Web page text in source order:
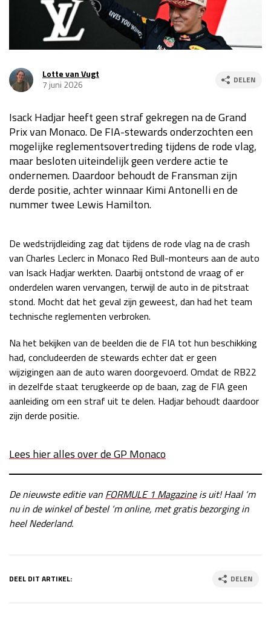
za 13:00 - 15:00
Kwalificatie
za 23:00 - 00:00
Race
zo 21:00 - 23:00
GP MEXICO 2026
Kwalificatie
za 22:00 - 23:00
Race
zo 21:00 - 23:00
Kwalificatie
za 19:00 - 20:00
Race
zo 18:00 - 20:00
LAS VEGAS GRAND PRIX 2026 20 - 22 nov
Kwalificatie
GP QATAR 2026 27 - 29 nov
GP ABU DHABI 2026 04 - 06 dec
Kwalificatie
za 15:00 - 16:00
Race
zo 14:00 - 16:00
Lotte van Vugt
7 juni 2026
DELEN
Isack Hadjar heeft geen straf gekregen na de Grand
Prix van Monaco. De FIA-stewards onderzochten een
mogelijke reglementsovertreding tijdens de rode vlag,
maar besloten uiteindelijk geen verdere actie te
ondernemen. Daardoor behoudt de Fransman zijn
derde positie, achter winnaar Kimi Antonelli en de
nummer twee Lewis Hamilton.
De wedstrijdleiding zag dat tijdens de rode vlag na de crash
van Charles Leclerc in Monaco Red Bull-monteurs aan de auto
van Isack Hadjar werkten. Daarbij ontstond de vraag of er
onderdelen waren vervangen, terwijl de auto in de pitstraat
stond. Mocht dat het geval zijn geweest, dan had het team
technische reglementen verbroken.
Na het bekijken van de beelden die de FIA tot hun beschikking
had, concludeerden de stewards echter dat er geen
wijzigingen aan de auto waren doorgevoerd. Omdat de RB22
in dezelfde staat terugkeerde op de baan, zag de FIA geen
aanleiding om een straf uit te delen. Hadjar behoudt daardoor
zijn derde positie.
Lees hier alles over de GP Monaco
De nieuwste editie van FORMULE 1 Magazineis uit! Haal ‘m
nu in de winkel of bestel ‘m online, met gratis bezorging in
heel Nederland.
DEEL DIT ARTIKEL: DELEN